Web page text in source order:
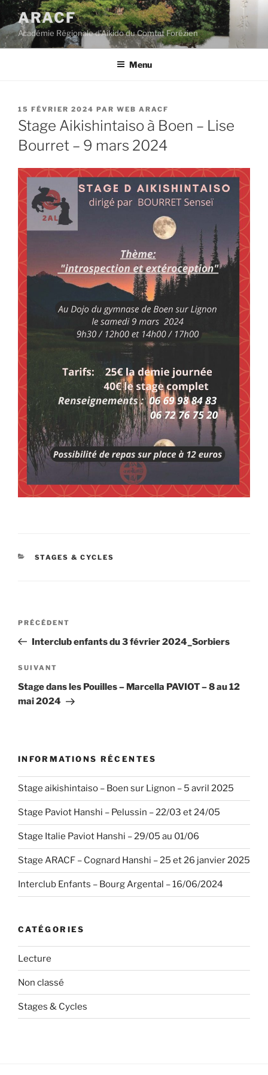
Aller
au
contenu
principal
ARACF
Académie Régionale d'Aikido du Comtat Forézien
Menu
PUBLIÉ
LE
15 FÉVRIER 2024 PAR WEB ARACF
Stage Aikishintaiso à Boen – Lise
Bourret – 9 mars 2024
CATÉGORIES
STAGES & CYCLES
Navigation
l’article
Article
précédent
PRÉCÉDENT
Interclub enfants du 3 février 2024_Sorbiers
Article
suivant
SUIVANT
Stage dans les Pouilles – Marcella PAVIOT – 8 au 12
mai 2024
INFORMATIONS RÉCENTES
Stage aikishintaiso – Boen sur Lignon – 5 avril 2025
Stage Paviot Hanshi – Pelussin – 22/03 et 24/05
Stage Italie Paviot Hanshi – 29/05 au 01/06
Stage ARACF – Cognard Hanshi – 25 et 26 janvier 2025
Interclub Enfants – Bourg Argental – 16/06/2024
CATÉGORIES
Lecture
Non classé
Stages & Cycles